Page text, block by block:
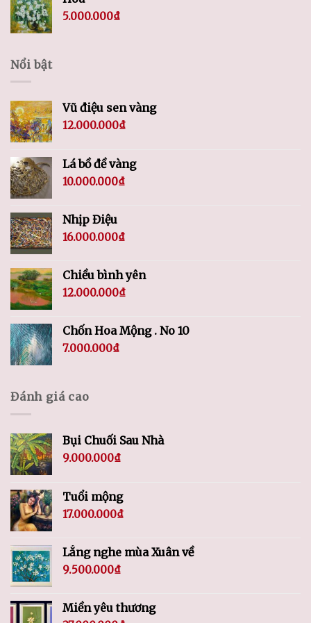
5.000.000₫
Nổi bật
Vũ điệu sen vàng
12.000.000₫
Lá bồ đề vàng
10.000.000₫
Nhịp Điệu
16.000.000₫
Chiều bình yên
12.000.000₫
Chốn Hoa Mộng . No 10
7.000.000₫
Đánh giá cao
Bụi Chuối Sau Nhà
9.000.000₫
Tuổi mộng
17.000.000₫
Lắng nghe mùa Xuân về
9.500.000₫
Miền yêu thương